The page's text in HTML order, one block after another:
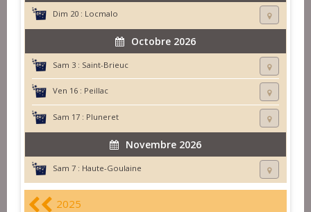
Dim 20 : Locmalo
Octobre 2026
Sam 3 : Saint-Brieuc
Ven 16 : Peillac
Sam 17 : Pluneret
Novembre 2026
Sam 7 : Haute-Goulaine
2025